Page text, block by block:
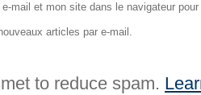
mail et mon site dans le navigateur
articles par e-mail.
to reduce spam.